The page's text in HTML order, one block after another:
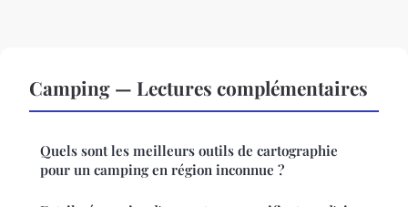
Camping — Lectures complémentaires
Quels sont les meilleurs outils de cartographie
pour un camping en région inconnue ?